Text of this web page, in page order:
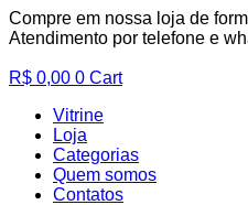
Compre em nossa loja de
Atendimento por telefone e
R$ 0,00 0 Cart
Vitrine
Loja
Categorias
Quem somos
Contatos